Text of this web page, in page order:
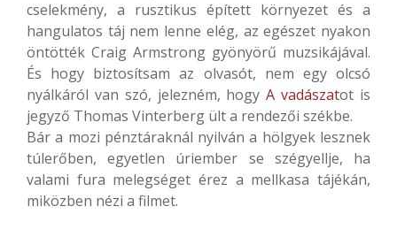
cselekmény, a rusztikus épített környezet és a
hangulatos táj nem lenne elég, az egészet nyakon
öntötték Craig Armstrong gyönyörű muzsikájával.
És hogy biztosítsam az olvasót, nem egy olcsó
nyálkáról van szó, jelezném, hogyA vadászatot is
jegyző Thomas Vinterberg ült a rendezői székbe.
Bár a mozi pénztáraknál nyilván a hölgyek lesznek
túlerőben, egyetlen úriember se szégyellje, ha
valami fura melegséget érez a mellkasa tájékán,
miközben nézi a filmet.